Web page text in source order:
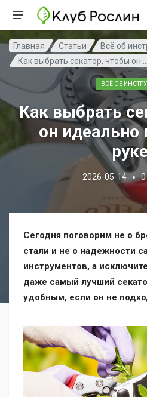
Главная Статьи
Всё об
Как выбрать секатор, чтобы он ...
ВСЁ ОБ
Как выбрать
он
2026-05-14 0
Сегодня поговорим не о
стали и не о надежности
инструментов, а
даже самый лучший
удобным, если он не